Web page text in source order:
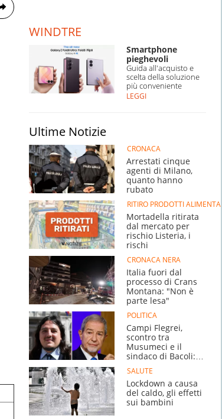
WINDTRE
Smartphone
pieghevoli
Guida all'acquisto e
scelta della soluzione
più conveniente
LEGGI
Ultime Notizie
CRONACA
Arrestati cinque
agenti di Milano,
quanto hanno
rubato
RITIRO PRODOTTI ALIMENTARI
Mortadella ritirata
dal mercato per
rischio Listeria, i
rischi
CRONACA NERA
Italia fuori dal
processo di Crans
Montana: "Non è
parte lesa"
POLITICA
Campi Flegrei,
scontro tra
Musumeci e il
sindaco di Bacoli:
"Vomita"
SALUTE
Lockdown a causa
del caldo, gli effetti
sui bambini